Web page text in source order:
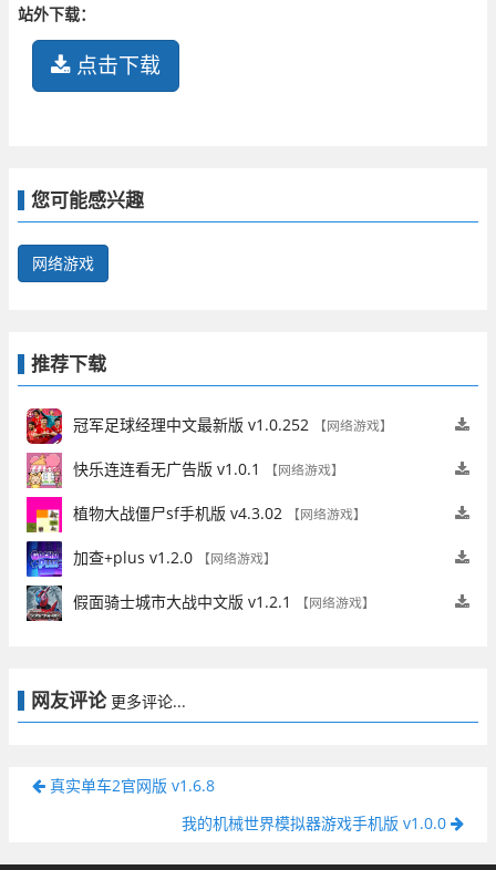
站外下载：
点击下载
您可能感兴趣
网络游戏
推荐下载
冠军足球经理中文最新版 v1.0.252 【网络游戏】
快乐连连看无广告版 v1.0.1 【网络游戏】
植物大战僵尸sf手机版 v4.3.02 【网络游戏】
加查+plus v1.2.0 【网络游戏】
假面骑士城市大战中文版 v1.2.1 【网络游戏】
网友评论 更多评论...
真实单车2官网版 v1.6.8
我的机械世界模拟器游戏手机版 v1.0.0